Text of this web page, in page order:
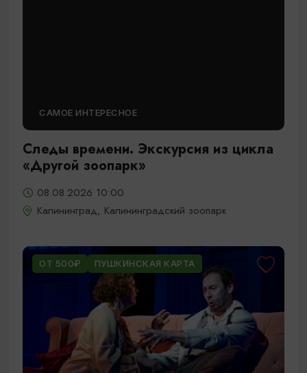
САМОЕ ИНТЕРЕСНОЕ
Следы времени. Экскурсия из цикла
«Другой зоопарк»
08.08.2026 10:00
Калининград, Калининградский зоопарк
ОТ 500₽ ПУШКИНСКАЯ КАРТА